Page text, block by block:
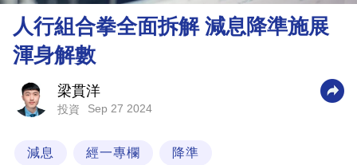
理
財
科
人行組合拳全面拆解 減息降準施展
渾身解數
梁貫洋
投資 Sep 27 2024
減息 經一專欄 降準